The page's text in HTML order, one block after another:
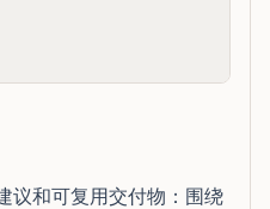
议和可复用交付物：围绕